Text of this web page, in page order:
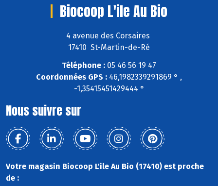
Biocoop L'ile Au Bio
4 avenue des Corsaires
17410 St-Martin-de-Ré
Téléphone : 05 46 56 19 47
Coordonnées GPS : 46,1982339291869 ° ,
-1,35415451429444 °
Nous suivre sur
Votre magasin Biocoop L'ile Au Bio (17410) est proche
de :